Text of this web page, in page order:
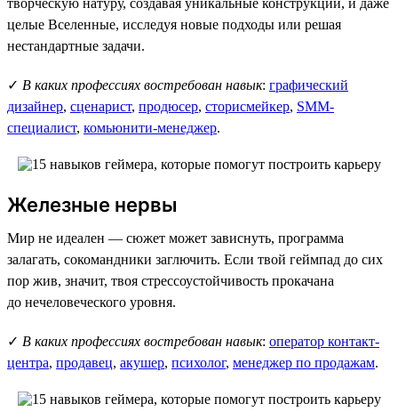
целые Вселенные, исследуя новые подходы или решая
нестандартные задачи.
✓ В каких профессиях востребован навык: графический
дизайнер, сценарист, продюсер, сторисмейкер, SMM-
специалист, комьюнити-менеджер.
Железные нервы
Мир не идеален — сюжет может зависнуть, программа
залагать, сокомандники заглючить. Если твой геймпад до сих
пор жив, значит, твоя стрессоустойчивость прокачана
до нечеловеческого уровня.
✓ В каких профессиях востребован навык: оператор контакт-
центра, продавец, акушер, психолог, менеджер по продажам.